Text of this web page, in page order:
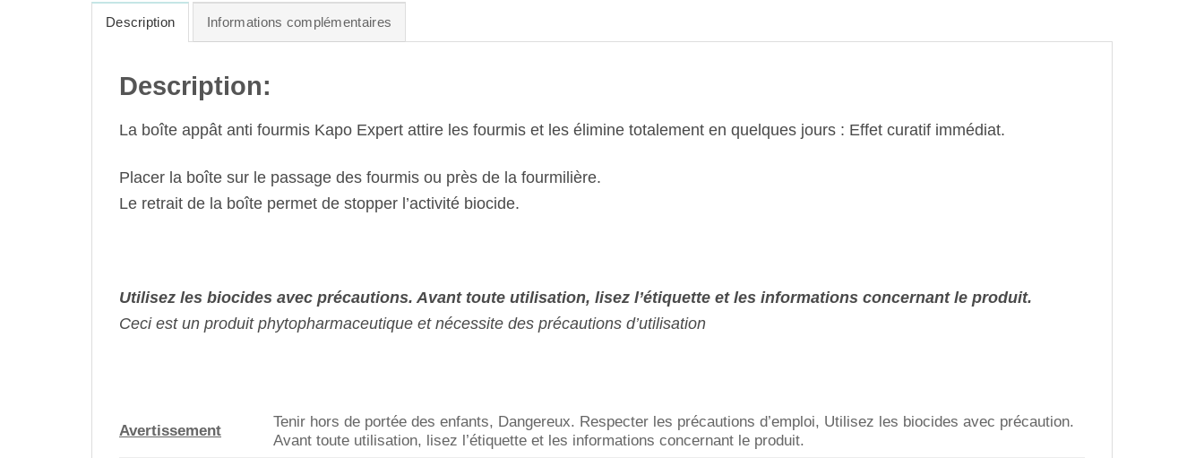
Description Informations complémentaires
Description:
La boîte appât anti fourmis Kapo Expert attire les fourmis et les élimine totalement en quelques jours : Effet curatif immédiat.
Placer la boîte sur le passage des fourmis ou près de la fourmilière.
Le retrait de la boîte permet de stopper l’activité biocide.
Utilisez les biocides avec précautions. Avant toute utilisation, lisez l’étiquette et les informations concernant le produit.
Ceci est un produit phytopharmaceutique et nécessite des précautions d’utilisation
Avertissement
Tenir hors de portée des enfants, Dangereux. Respecter les précautions d’emploi, Utilisez les biocides avec précaution.
Avant toute utilisation, lisez l’étiquette et les informations concernant le produit.